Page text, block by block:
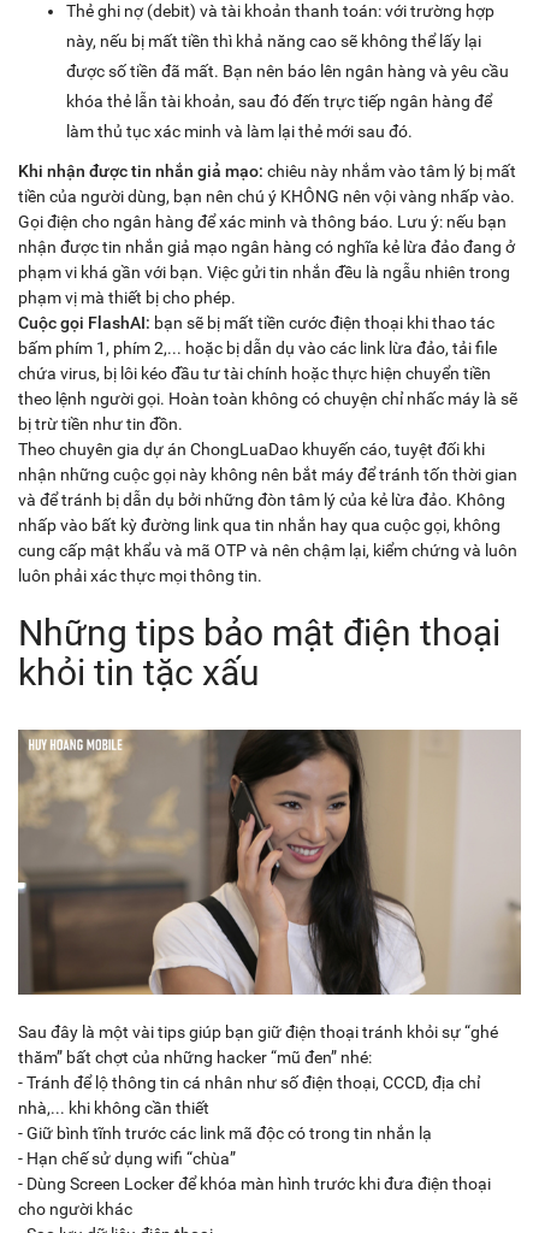
Thẻ ghi nợ (debit) và tài khoản thanh toán: với trường hợp
này, nếu bị mất tiền thì khả năng cao sẽ không thể lấy lại
được số tiền đã mất. Bạn nên báo lên ngân hàng và yêu cầu
khóa thẻ lẫn tài khoản, sau đó đến trực tiếp ngân hàng để
làm thủ tục xác minh và làm lại thẻ mới sau đó.
Khi nhận được tin nhắn giả mạo: chiêu này nhắm vào tâm lý bị mất
tiền của người dùng, bạn nên chú ý KHÔNG nên vội vàng nhấp vào.
Gọi điện cho ngân hàng để xác minh và thông báo. Lưu ý: nếu bạn
nhận được tin nhắn giả mạo ngân hàng có nghĩa kẻ lừa đảo đang ở
phạm vi khá gần với bạn. Việc gửi tin nhắn đều là ngẫu nhiên trong
phạm vị mà thiết bị cho phép.
Cuộc gọi FlashAI: bạn sẽ bị mất tiền cước điện thoại khi thao tác
bấm phím 1, phím 2,... hoặc bị dẫn dụ vào các link lừa đảo, tải file
chứa virus, bị lôi kéo đầu tư tài chính hoặc thực hiện chuyển tiền
theo lệnh người gọi. Hoàn toàn không có chuyện chỉ nhấc máy là sẽ
bị trừ tiền như tin đồn.
Theo chuyên gia dự án ChongLuaDao khuyến cáo, tuyệt đối khi
nhận những cuộc gọi này không nên bắt máy để tránh tốn thời gian
và để tránh bị dẫn dụ bởi những đòn tâm lý của kẻ lừa đảo. Không
nhấp vào bất kỳ đường link qua tin nhắn hay qua cuộc gọi, không
cung cấp mật khẩu và mã OTP và nên chậm lại, kiểm chứng và luôn
luôn phải xác thực mọi thông tin.
Những tips bảo mật điện thoại
khỏi tin tặc xấu
Sau đây là một vài tips giúp bạn giữ điện thoại tránh khỏi sự “ghé
thăm” bất chợt của những hacker “mũ đen” nhé:
- Tránh để lộ thông tin cá nhân như số điện thoại, CCCD, địa chỉ
nhà,... khi không cần thiết
- Giữ bình tĩnh trước các link mã độc có trong tin nhắn lạ
- Hạn chế sử dụng wifi “chùa”
- Dùng Screen Locker để khóa màn hình trước khi đưa điện thoại
cho người khác